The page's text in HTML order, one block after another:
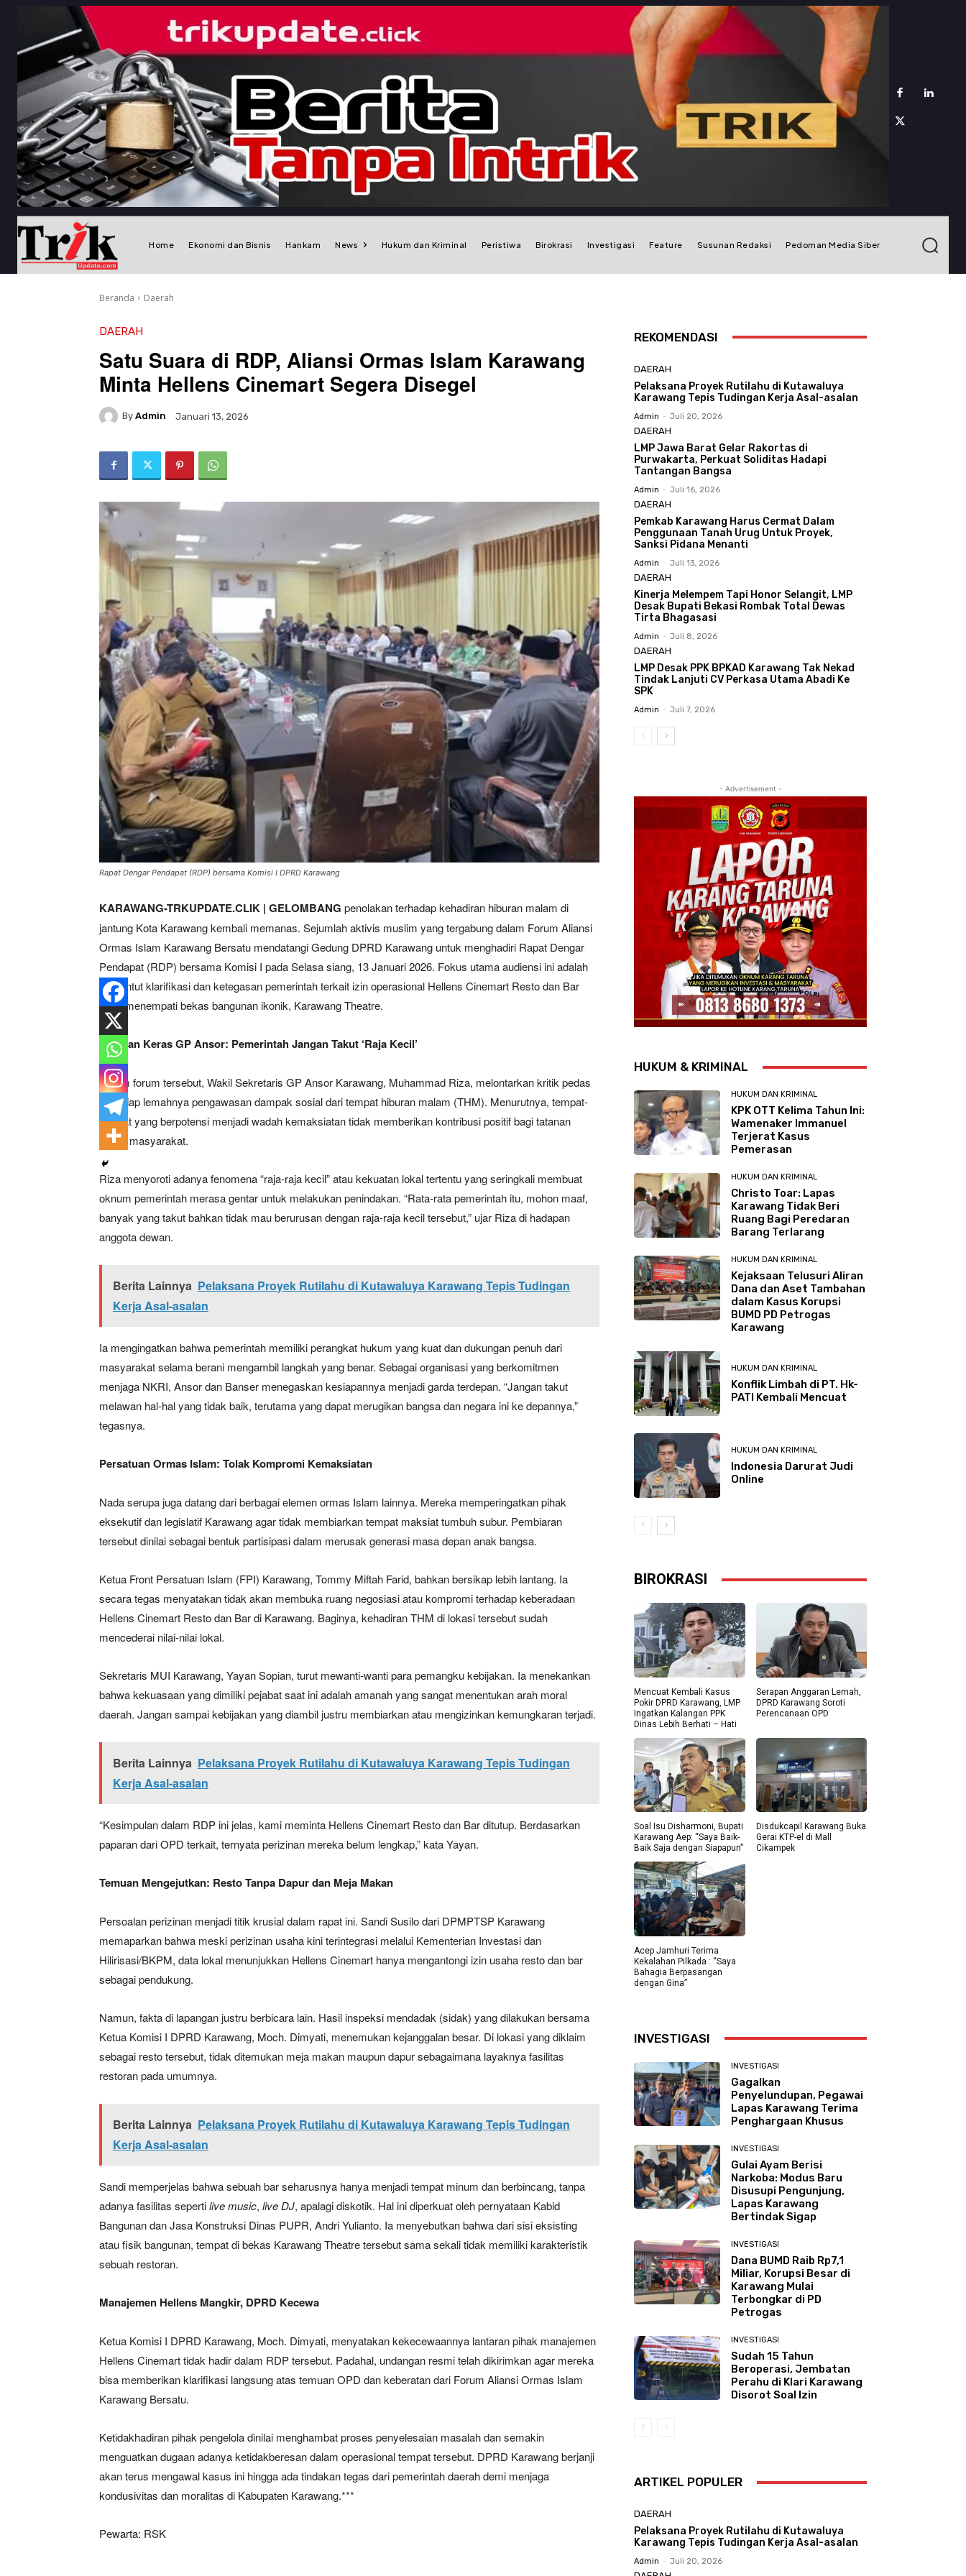
Home Ekonomi dan Bisnis Hankam News Hukum dan Kriminal Peristiwa Birokrasi Investigasi Feature Susunan Redaksi Pedoman Media Siber
Beranda Daerah
DAERAH
Satu Suara di RDP, Aliansi Ormas Islam Karawang
Minta Hellens Cinemart Segera Disegel
By Admin Januari 13, 2026
Rapat Dengar Pendapat (RDP) bersama Komisi I DPRD Karawang
KARAWANG-TRKUPDATE.CLIK | GELOMBANG penolakan terhadap kehadiran hiburan malam di
jantung Kota Karawang kembali memanas. Sejumlah aktivis muslim yang tergabung dalam Forum Aliansi
Ormas Islam Karawang Bersatu mendatangi Gedung DPRD Karawang untuk menghadiri Rapat Dengar
Pendapat (RDP) bersama Komisi I pada Selasa siang, 13 Januari 2026. Fokus utama audiensi ini adalah
menuntut klarifikasi dan ketegasan pemerintah terkait izin operasional Hellens Cinemart Resto dan Bar
yang menempati bekas bangunan ikonik, Karawang Theatre.
Sentilan Keras GP Ansor: Pemerintah Jangan Takut ‘Raja Kecil’
Dalam forum tersebut, Wakil Sekretaris GP Ansor Karawang, Muhammad Riza, melontarkan kritik pedas
terhadap lemahnya pengawasan dampak sosial dari tempat hiburan malam (THM). Menurutnya, tempat-
tempat yang berpotensi menjadi wadah kemaksiatan tidak memberikan kontribusi positif bagi tatanan
sosial masyarakat.
Riza menyoroti adanya fenomena “raja-raja kecil” atau kekuatan lokal tertentu yang seringkali membuat
oknum pemerintah merasa gentar untuk melakukan penindakan. “Rata-rata pemerintah itu, mohon maaf,
banyak yang takut bahkan tidak mau berurusan dengan raja-raja kecil tersebut,” ujar Riza di hadapan
anggota dewan.
Berita Lainnya Pelaksana Proyek Rutilahu di Kutawaluya Karawang Tepis Tudingan
Kerja Asal-asalan
Ia mengingatkan bahwa pemerintah memiliki perangkat hukum yang kuat dan dukungan penuh dari
masyarakat selama berani mengambil langkah yang benar. Sebagai organisasi yang berkomitmen
menjaga NKRI, Ansor dan Banser menegaskan kesiapannya menjadi garda terdepan. “Jangan takut
melawan hal-hal yang tidak baik, terutama yang dapat merugikan bangsa dan negara ini ke depannya,”
tegasnya.
Persatuan Ormas Islam: Tolak Kompromi Kemaksiatan
Nada serupa juga datang dari berbagai elemen ormas Islam lainnya. Mereka memperingatkan pihak
eksekutif dan legislatif Karawang agar tidak membiarkan tempat maksiat tumbuh subur. Pembiaran
tersebut dinilai sebagai bentuk partisipasi dalam merusak generasi masa depan anak bangsa.
Ketua Front Persatuan Islam (FPI) Karawang, Tommy Miftah Farid, bahkan bersikap lebih lantang. Ia
secara tegas menyatakan tidak akan membuka ruang negosiasi atau kompromi terhadap keberadaan
Hellens Cinemart Resto dan Bar di Karawang. Baginya, kehadiran THM di lokasi tersebut sudah
mencederai nilai-nilai lokal.
Sekretaris MUI Karawang, Yayan Sopian, turut mewanti-wanti para pemangku kebijakan. Ia menekankan
bahwa kekuasaan yang dimiliki pejabat saat ini adalah amanah yang sangat menentukan arah moral
daerah. Jangan sampai kebijakan yang diambil justru membiarkan atau mengizinkan kemungkaran terjadi.
Berita Lainnya Pelaksana Proyek Rutilahu di Kutawaluya Karawang Tepis Tudingan
Kerja Asal-asalan
“Kesimpulan dalam RDP ini jelas, kami meminta Hellens Cinemart Resto dan Bar ditutup. Berdasarkan
paparan dari OPD terkait, ternyata perizinan mereka belum lengkap,” kata Yayan.
Temuan Mengejutkan: Resto Tanpa Dapur dan Meja Makan
Persoalan perizinan menjadi titik krusial dalam rapat ini. Sandi Susilo dari DPMPTSP Karawang
memaparkan bahwa meski perizinan usaha kini terintegrasi melalui Kementerian Investasi dan
Hilirisasi/BKPM, data lokal menunjukkan Hellens Cinemart hanya mengantongi izin usaha resto dan bar
sebagai pendukung.
Namun, fakta di lapangan justru berbicara lain. Hasil inspeksi mendadak (sidak) yang dilakukan bersama
Ketua Komisi I DPRD Karawang, Moch. Dimyati, menemukan kejanggalan besar. Di lokasi yang diklaim
sebagai resto tersebut, tidak ditemukan meja makan maupun dapur sebagaimana layaknya fasilitas
restoran pada umumnya.
Berita Lainnya Pelaksana Proyek Rutilahu di Kutawaluya Karawang Tepis Tudingan
Kerja Asal-asalan
Sandi memperjelas bahwa sebuah bar seharusnya hanya menjadi tempat minum dan berbincang, tanpa
adanya fasilitas sepertilive music, live DJ, apalagi diskotik. Hal ini diperkuat oleh pernyataan Kabid
Bangunan dan Jasa Konstruksi Dinas PUPR, Andri Yulianto. Ia menyebutkan bahwa dari sisi eksisting
atau fisik bangunan, tempat di bekas Karawang Theatre tersebut sama sekali tidak memiliki karakteristik
sebuah restoran.
Manajemen Hellens Mangkir, DPRD Kecewa
Ketua Komisi I DPRD Karawang, Moch. Dimyati, menyatakan kekecewaannya lantaran pihak manajemen
Hellens Cinemart tidak hadir dalam RDP tersebut. Padahal, undangan resmi telah dikirimkan agar mereka
bisa memberikan klarifikasi langsung atas temuan OPD dan keberatan dari Forum Aliansi Ormas Islam
Karawang Bersatu.
Ketidakhadiran pihak pengelola dinilai menghambat proses penyelesaian masalah dan semakin
menguatkan dugaan adanya ketidakberesan dalam operasional tempat tersebut. DPRD Karawang berjanji
akan terus mengawal kasus ini hingga ada tindakan tegas dari pemerintah daerah demi menjaga
kondusivitas dan moralitas di Kabupaten Karawang.***
Pewarta: RSK
REKOMENDASI
DAERAH
Pelaksana Proyek Rutilahu di Kutawaluya
Karawang Tepis Tudingan Kerja Asal-asalan
Admin - Juli 20, 2026
DAERAH
LMP Jawa Barat Gelar Rakortas di
Purwakarta, Perkuat Soliditas Hadapi
Tantangan Bangsa
Admin - Juli 16, 2026
DAERAH
Pemkab Karawang Harus Cermat Dalam
Penggunaan Tanah Urug Untuk Proyek,
Sanksi Pidana Menanti
Admin - Juli 13, 2026
DAERAH
Kinerja Melempem Tapi Honor Selangit, LMP
Desak Bupati Bekasi Rombak Total Dewas
Tirta Bhagasasi
Admin - Juli 8, 2026
DAERAH
LMP Desak PPK BPKAD Karawang Tak Nekad
Tindak Lanjuti CV Perkasa Utama Abadi Ke
SPK
Admin - Juli 7, 2026
- Advertisement -
HUKUM & KRIMINAL
HUKUM DAN KRIMINAL
KPK OTT Kelima Tahun Ini:
Wamenaker Immanuel
Terjerat Kasus
Pemerasan
HUKUM DAN KRIMINAL
Christo Toar: Lapas
Karawang Tidak Beri
Ruang Bagi Peredaran
Barang Terlarang
HUKUM DAN KRIMINAL
Kejaksaan Telusuri Aliran
Dana dan Aset Tambahan
dalam Kasus Korupsi
BUMD PD Petrogas
Karawang
HUKUM DAN KRIMINAL
Konflik Limbah di PT. Hk-
PATI Kembali Mencuat
HUKUM DAN KRIMINAL
Indonesia Darurat Judi
Online
BIROKRASI
Mencuat Kembali Kasus
Pokir DPRD Karawang, LMP
Ingatkan Kalangan PPK
Dinas Lebih Berhati – Hati
Serapan Anggaran Lemah,
DPRD Karawang Soroti
Perencanaan OPD
Soal Isu Disharmoni, Bupati
Karawang Aep: “Saya Baik-
Baik Saja dengan Siapapun”
Disdukcapil Karawang Buka
Gerai KTP-el di Mall
Cikampek
Acep Jamhuri Terima
Kekalahan Pilkada : “Saya
Bahagia Berpasangan
dengan Gina”
INVESTIGASI
INVESTIGASI
Gagalkan
Penyelundupan, Pegawai
Lapas Karawang Terima
Penghargaan Khusus
INVESTIGASI
Gulai Ayam Berisi
Narkoba: Modus Baru
Disusupi Pengunjung,
Lapas Karawang
Bertindak Sigap
INVESTIGASI
Dana BUMD Raib Rp7,1
Miliar, Korupsi Besar di
Karawang Mulai
Terbongkar di PD
Petrogas
INVESTIGASI
Sudah 15 Tahun
Beroperasi, Jembatan
Perahu di Klari Karawang
Disorot Soal Izin
ARTIKEL POPULER
DAERAH
Pelaksana Proyek Rutilahu di Kutawaluya
Karawang Tepis Tudingan Kerja Asal-asalan
Admin - Juli 20, 2026